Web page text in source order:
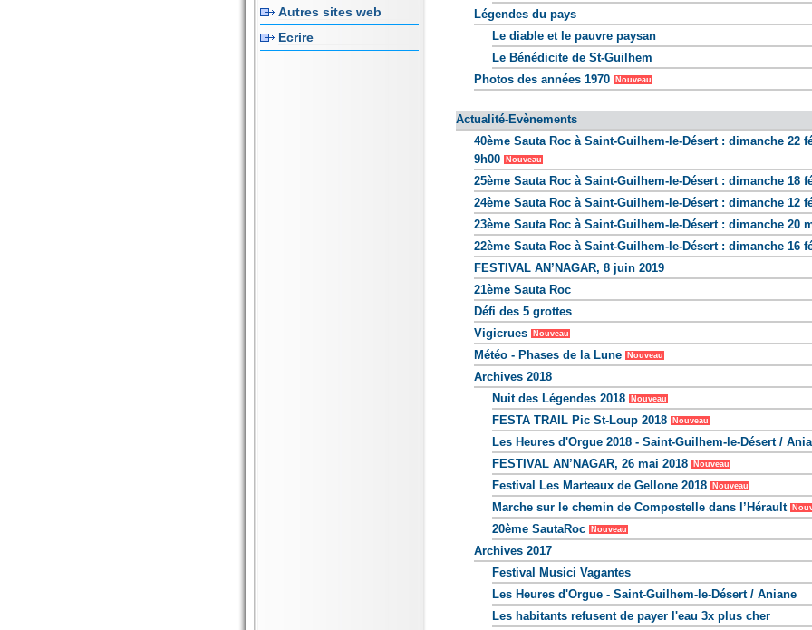
Autres sites web
Ecrire
Légendes du pays
Le diable et le pauvre paysan
Le Bénédicite de St-Guilhem
Photos des années 1970
Nouveau
Actualité-Evènements
40ème Sauta Roc à Saint-Guilhem-le-Désert : dimanche 22
9h00
Nouveau
25ème Sauta Roc à Saint-Guilhem-le-Désert : dimanche 18
24ème Sauta Roc à Saint-Guilhem-le-Désert : dimanche 12
23ème Sauta Roc à Saint-Guilhem-le-Désert : dimanche 20
22ème Sauta Roc à Saint-Guilhem-le-Désert : dimanche 16
FESTIVAL AN’NAGAR, 8 juin 2019
21ème Sauta Roc
Défi des 5 grottes
Vigicrues
Nouveau
Météo - Phases de la Lune Nouveau
Archives 2018
Nuit des Légendes 2018
Nouveau
FESTA TRAIL Pic St-Loup 2018 Nouveau
Les Heures d'Orgue 2018 - Saint-Guilhem-le-Désert /
FESTIVAL AN’NAGAR, 26 mai 2018 Nouveau
Festival Les Marteaux de Gellone 2018 Nouveau
Marche sur le chemin de Compostelle dans l’Hérault
20ème SautaRoc Nouveau
Archives 2017
Festival Musici Vagantes
Les Heures d'Orgue - Saint-Guilhem-le-Désert / Aniane
Les habitants refusent de payer l'eau 3x plus cher